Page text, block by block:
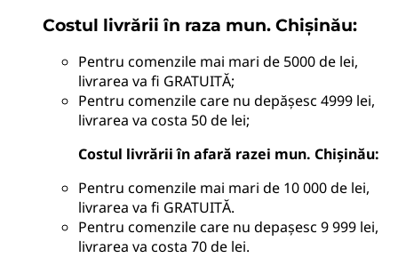
Costul livrării în raza mun. Chișinău:
Pentru comenzile mai mari de 5000 de lei,
livrarea va fi GRATUITĂ;
Pentru comenzile care nu depășesc 4999 lei,
livrarea va costa 50 de lei;
Costul livrării în afară razei mun. Chișinău:
Pentru comenzile mai mari de 10 000 de lei,
livrarea va fi GRATUITĂ.
Pentru comenzile care nu depașesc 9 999 lei,
livrarea va costa 70 de lei.